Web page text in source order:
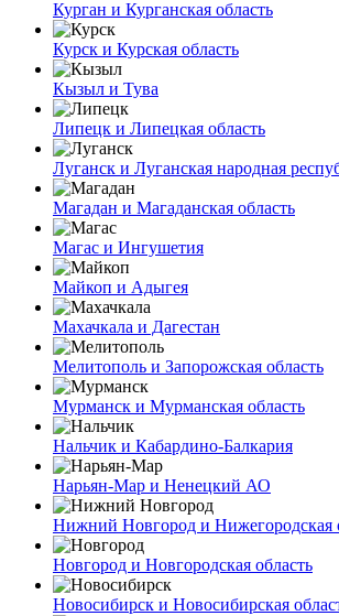
Курган и Курганская область
Курск и Курская область
Кызыл и Тува
Липецк и Липецкая область
Луганск и Луганская народная
Магадан и Магаданская область
Магас и Ингушетия
Майкоп и Адыгея
Махачкала и Дагестан
Мелитополь и Запорожская область
Мурманск и Мурманская область
Нальчик и Кабардино-Балкария
Нарьян-Мар и Ненецкий АО
Нижний Новгород и Нижегородская
Новгород и Новгородская область
Новосибирск и Новосибирская